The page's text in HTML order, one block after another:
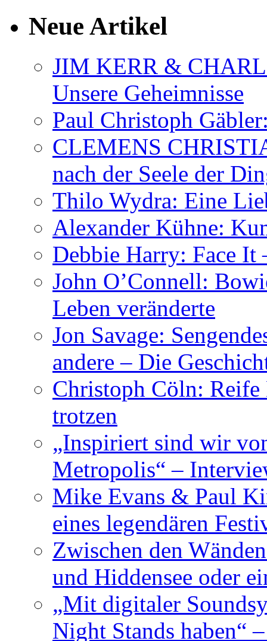
Neue Artikel
JIM KERR &
Unsere Geheimnisse
Paul Christoph
CLEMENS
nach der Seele der
Thilo Wydra: Eine
Alexander Kühne:
Debbie Harry: Face
John O’Connell:
Leben veränderte
Jon Savage:
andere – Die
Christoph Cöln:
trotzen
„Inspiriert sind wir
Metropolis“ –
Mike Evans & Paul
eines legendären
Zwischen den
und Hiddensee oder
„Mit digitaler
Night Stands haben“